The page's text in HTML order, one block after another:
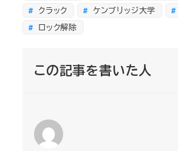
クラック
ケンブリッジ大学
ロック解除
この記事を書いた人